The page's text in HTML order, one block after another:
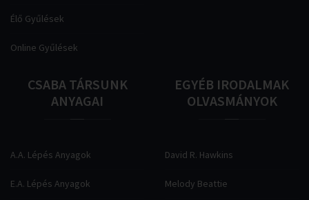
Élő Gyűlések
Online Gyűlések
CSABA TÁRSUNK
ANYAGAI
A.A. Lépés Anyagok
E.A. Lépés Anyagok
EGYÉB IRODALMAK
OLVASMÁNYOK
David R. Hawkins
Melody Beattie